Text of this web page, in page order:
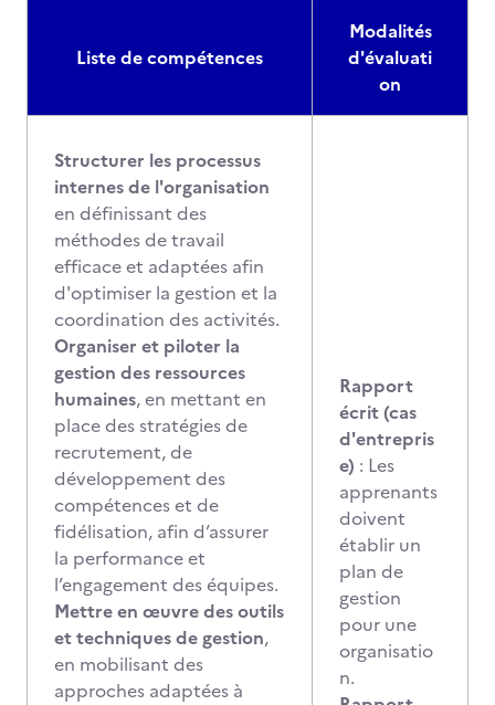
Liste de compétences
Modalités
d'évaluati
on
Structurer les processus
internes de l'organisation
en définissant des
méthodes de travail
efficace et adaptées afin
d'optimiser la gestion et la
coordination des activités.
Organiser et piloter la
gestion des ressources
humaines, en mettant en
place des stratégies de
recrutement, de
développement des
compétences et de
fidélisation, afin d’assurer
la performance et
l’engagement des équipes.
Mettre en œuvre des outils
et techniques de gestion,
en mobilisant des
approches adaptées à
Rapport
écrit (cas
d'entrepris
e) : Les
apprenants
doivent
établir un
plan de
gestion
pour une
organisatio
n.